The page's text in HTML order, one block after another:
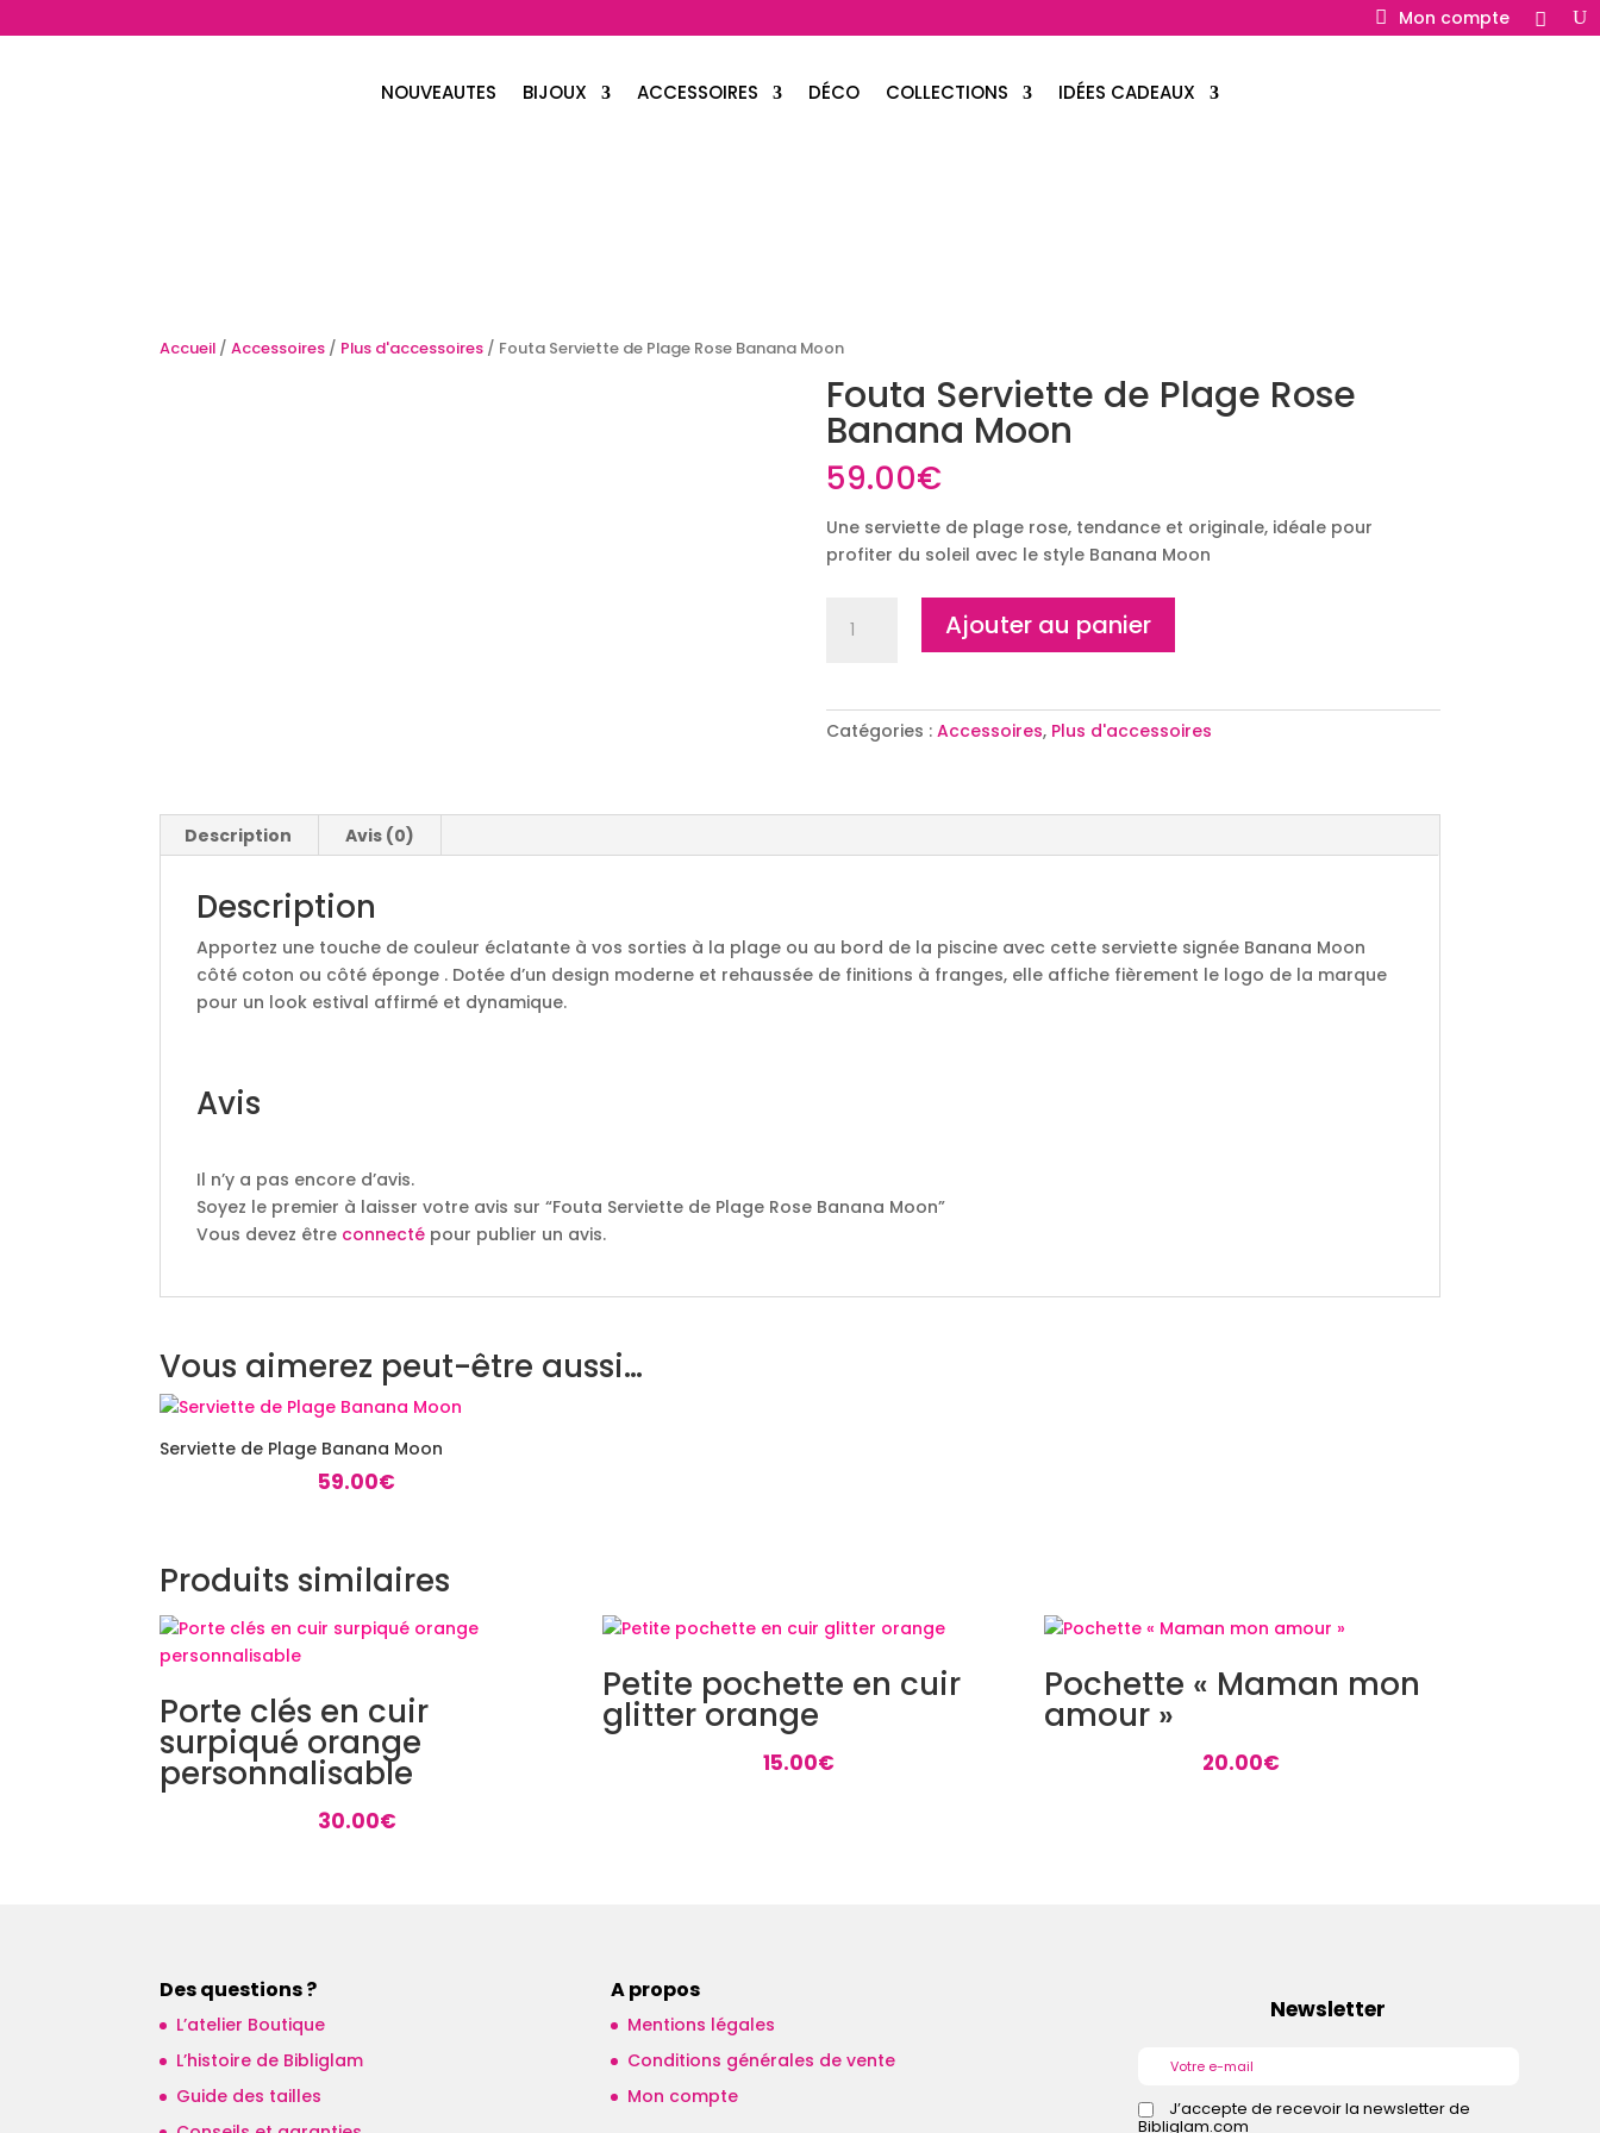
Mon compte
NOUVEAUTES BIJOUX ACCESSOIRES DÉCO COLLECTIONS IDÉES CADEAUX
Accueil /Accessoires / Plus d'accessoires / Fouta Serviette de Plage Rose Banana Moon
Fouta Serviette de Plage Rose
Banana Moon
59.00€
Une serviette de plage rose, tendance et originale, idéale pour
profiter du soleil avec le style Banana Moon
de
Plage
Ajouter au panier
Catégories : Accessoires, Plus d'accessoires
Description Avis (0)
Description
Apportez une touche de couleur éclatante à vos sorties à la plage ou au bord de la piscine avec cette serviette signée Banana Moon
côté coton ou côté éponge . Dotée d’un design moderne et rehaussée de finitions à franges, elle affiche fièrement le logo de la marque
pour un look estival affirmé et dynamique.
Avis
Il n’y a pas encore d’avis.
Soyez le premier à laisser votre avis sur “Fouta Serviette de Plage Rose Banana Moon”
Vous devez être connecté pour publier un avis.
Vous aimerez peut-être aussi…
Serviette de Plage Banana Moon
59.00€
Produits similaires
Porte clés en cuir
surpiqué orange
personnalisable
30.00€
Petite pochette en cuir
glitter orange
15.00€
Pochette « Maman mon
amour »
20.00€
Des questions ?
L’atelier Boutique
L’histoire de Bibliglam
Guide des tailles
A propos
Mentions légales
Conditions générales de vente
Mon compte
Newsletter
J’accepte de recevoir la newsletter de
Bibliglam.com